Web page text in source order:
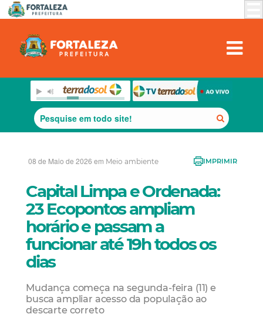
08 de Maio de 2026 em Meio ambiente IMPRIMIR
Capital Limpa e Ordenada:
23 Ecopontos ampliam
horário e passam a
funcionar até 19h todos os
dias
Mudança começa na segunda-feira (11) e
busca ampliar acesso da população ao
descarte correto